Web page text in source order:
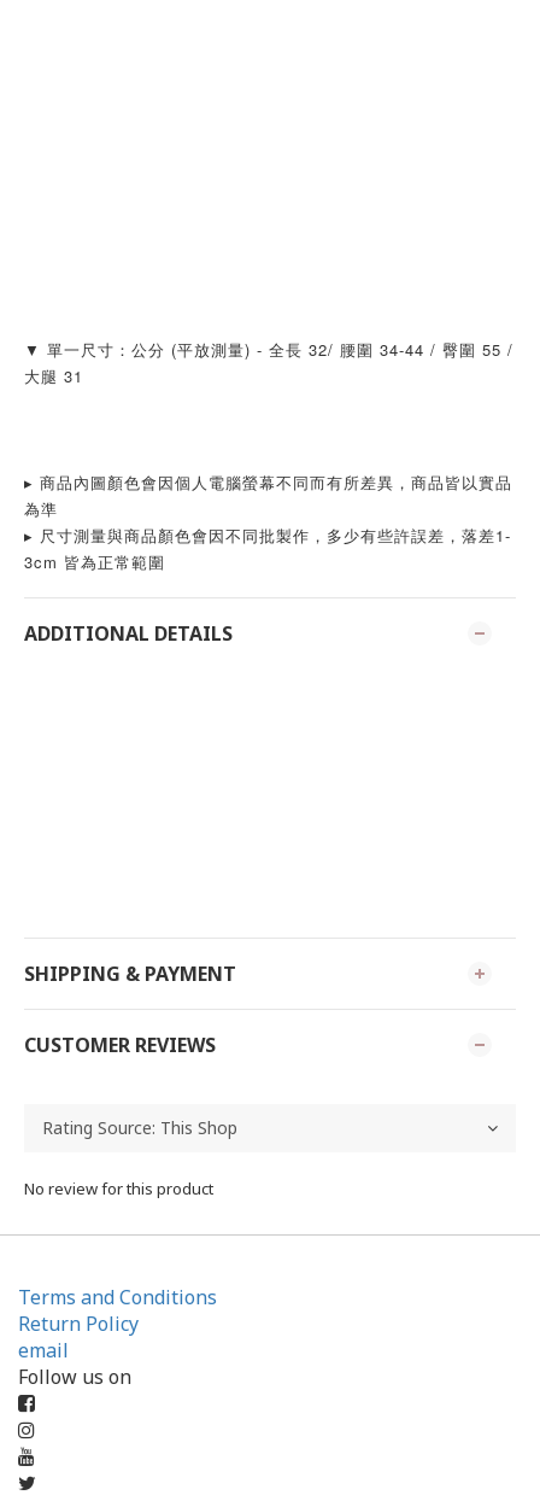
▼ 單一尺寸：公分 (平放測量) - 全長 32/ 腰圍 34-44 / 臀圍 55 /
大腿 31
▸ 商品內圖顏色會因個人電腦螢幕不同而有所差異，商品皆以實品
為準
▸ 尺寸測量與商品顏色會因不同批製作，多少有些許誤差，落差1-
3cm 皆為正常範圍
ADDITIONAL DETAILS
SHIPPING & PAYMENT
CUSTOMER REVIEWS
No review for this product
Terms and Conditions
Return Policy
email
Follow us on